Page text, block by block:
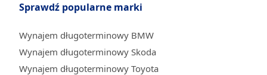
Sprawdź popularne marki
Wynajem długoterminowy BMW
Wynajem długoterminowy Skoda
Wynajem długoterminowy Toyota